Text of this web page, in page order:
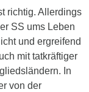
richtig. Allerdings
SS ums Leben
und ergreifend
mit tatkräftiger
In
von der